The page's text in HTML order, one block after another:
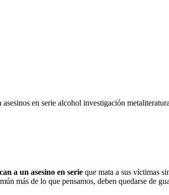
asesinos en serie alcohol investigación metaliteratura
a un asesino en serie que mata a sus víctimas
más de lo que pensamos, deben quedarse de